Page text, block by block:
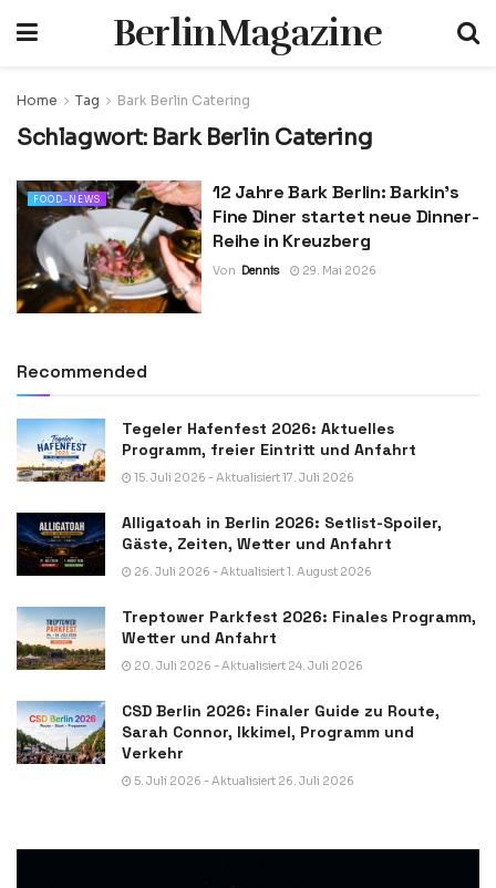
BerlinMagazine
Home Tag Bark Berlin Catering
Schlagwort: Bark Berlin Catering
FOOD-NEWS
12 Jahre Bark Berlin: Barkin’s
Fine Diner startet neue Dinner-
Reihe in Kreuzberg
Von Dennis 29. Mai 2026
Recommended
Tegeler Hafenfest 2026: Aktuelles
Programm, freier Eintritt und Anfahrt
15. Juli 2026 - Aktualisiert 17. Juli 2026
Alligatoah in Berlin 2026: Setlist-Spoiler,
Gäste, Zeiten, Wetter und Anfahrt
26. Juli 2026 - Aktualisiert 1. August 2026
Treptower Parkfest 2026: Finales Programm,
Wetter und Anfahrt
20. Juli 2026 - Aktualisiert 24. Juli 2026
CSD Berlin 2026: Finaler Guide zu Route,
Sarah Connor, Ikkimel, Programm und
Verkehr
5. Juli 2026 - Aktualisiert 26. Juli 2026